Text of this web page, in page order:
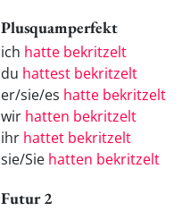
Plusquamperfekt
ich hatte bekritzelt
du hattest bekritzelt
er/sie/es hatte bekritzelt
wir hatten bekritzelt
ihr hattet bekritzelt
sie/Sie hatten bekritzelt
Futur 2